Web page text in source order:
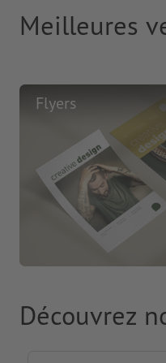
Meilleures
Flyers
Découvrez